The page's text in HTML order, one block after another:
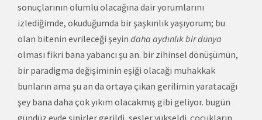
sonuçlarının olumlu olacağına dair yorumlarını
izlediğimde, okuduğumda bir şaşkınlık yaşıyorum; bu
olan bitenin evrileceği şeyin daha aydınlık bir dünya
olması fikri bana yabancı şu an. bir zihinsel dönüşümün,
bir paradigma değişiminin eşiği olacağı muhakkak
bunların ama şu an da ortaya çıkan gerilimin yaratacağı
şey bana daha çok yıkım olacakmış gibi geliyor. bugün
gündüz evde sinirler gerildi, sesler yükseldi. çocukların